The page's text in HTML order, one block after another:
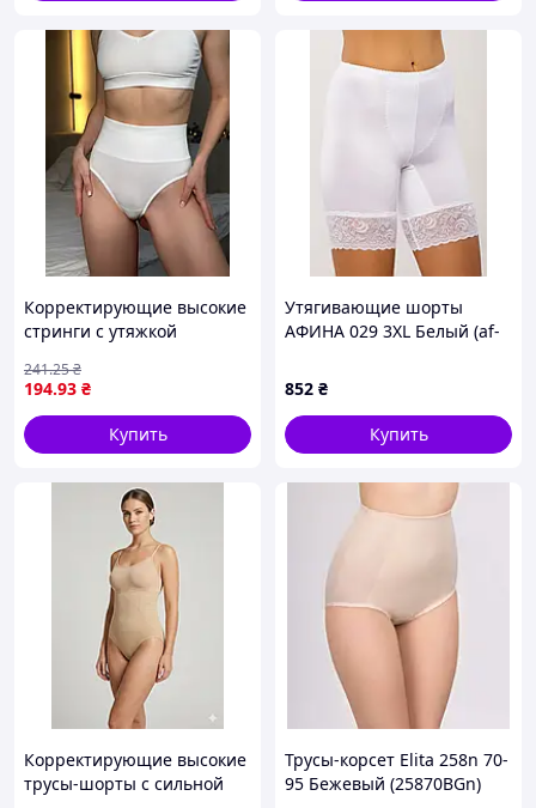
Корректирующие высокие
стринги с утяжкой
(943365)
194.93 ₴
241.25₴
Купить
Утягивающие шорты
АФИНА 029 3XL Белый (af-
852 ₴
Купить
Корректирующие высокие
трусы-шорты с сильной
Трусы-корсет Elita 258n 70-
95 Бежевый (25870BGn)